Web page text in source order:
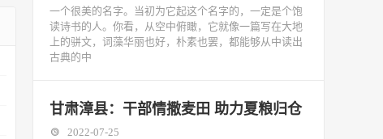
一个很美的名字。当初为它起这个名字的，一定是个饱
读诗书的人。你看，从空中俯瞰，它就像一篇写在大地
上的骈文，词藻华丽也好，朴素也罢，都能够从中读出
古典的中
甘肃漳县：干部情撒麦田 助力夏粮归仓
2022-07-25